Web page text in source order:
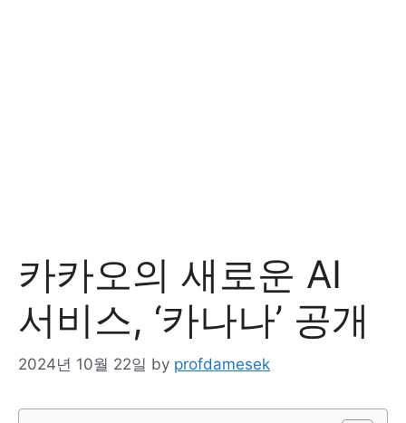
카카오의 새로운 AI
서비스, ‘카나나’ 공개
2024년 10월 22일 by profdamesek